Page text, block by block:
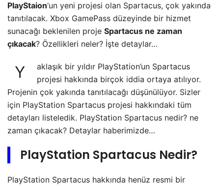
PlayStaion‘un yeni projesi olan Spartacus, çok yakında
tanıtılacak. Xbox GamePass düzeyinde bir hizmet
sunacağı beklenilen proje Spartacus ne zaman
çıkacak? Özellikleri neler? İşte detaylar…
Y
aklaşık bir yıldır PlayStation’un Spartacus
projesi hakkında birçok iddia ortaya atılıyor.
Projenin çok yakında tanıtılacağı düşünülüyor. Sizler
için PlayStation Spartacus projesi hakkındaki tüm
detayları listeledik. PlayStation Spartacus nedir? ne
zaman çıkacak? Detaylar haberimizde…
PlayStation Spartacus Nedir?
PlayStation Spartacus hakkında henüz resmi bir